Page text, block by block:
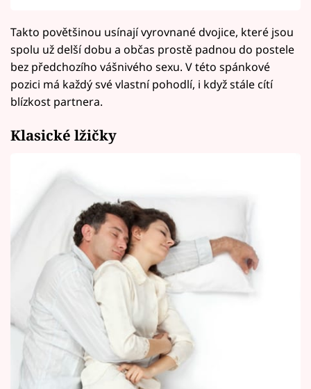
Takto povětšinou usínají vyrovnané dvojice, které jsou
spolu už delší dobu a občas prostě padnou do postele
bez předchozího vášnivého sexu. V této spánkové
pozici má každý své vlastní pohodlí, i když stále cítí
blízkost partnera.
Klasické lžičky